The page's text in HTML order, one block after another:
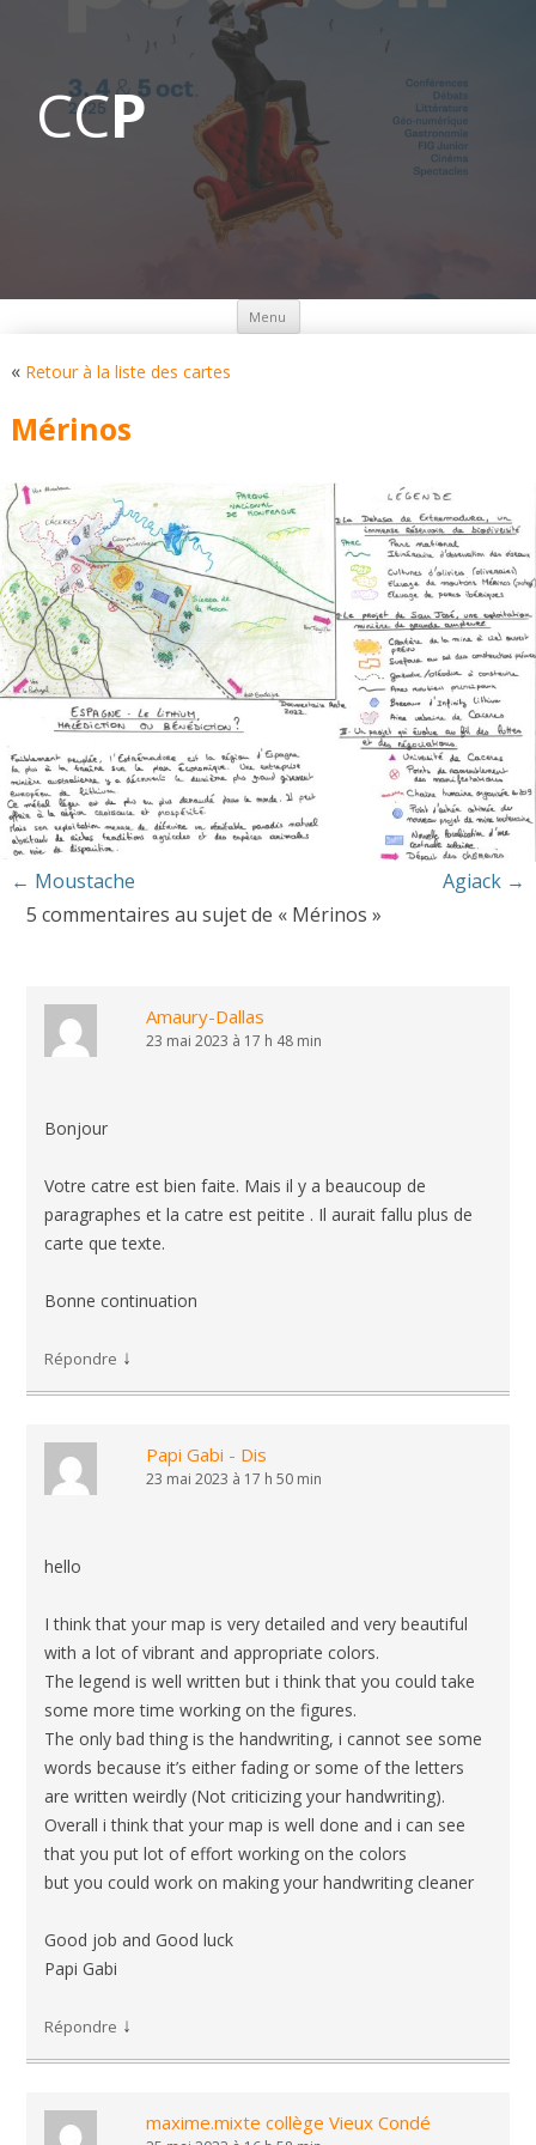
CCP
Menu Aller
contenu
« Retour à la liste des cartes
Mérinos
Navigation
des
← Moustache Agiack →
5 commentaires au sujet de « Mérinos »
Amaury-Dallas
23 mai 2023 à 17 h 48 min
Bonjour
Votre catre est bien faite. Mais il y a beaucoup de
paragraphes et la catre est peitite . Il aurait fallu plus de
carte que texte.
Bonne continuation
Répondre ↓
Papi Gabi - Dis
23 mai 2023 à 17 h 50 min
hello
I think that your map is very detailed and very beautiful
with a lot of vibrant and appropriate colors.
The legend is well written but i think that you could take
some more time working on the figures.
The only bad thing is the handwriting, i cannot see some
words because it’s either fading or some of the letters
are written weirdly (Not criticizing your handwriting).
Overall i think that your map is well done and i can see
that you put lot of effort working on the colors
but you could work on making your handwriting cleaner
Good job and Good luck
Papi Gabi
Répondre ↓
maxime.mixte collège Vieux Condé